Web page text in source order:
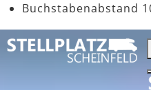
Buchstabenabstand